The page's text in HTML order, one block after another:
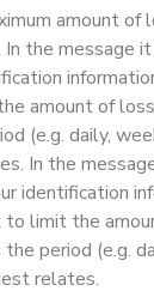
amount of
the message
amount of
(e.g. daily,
In the
identification
limit the
period (e.g.
relates.